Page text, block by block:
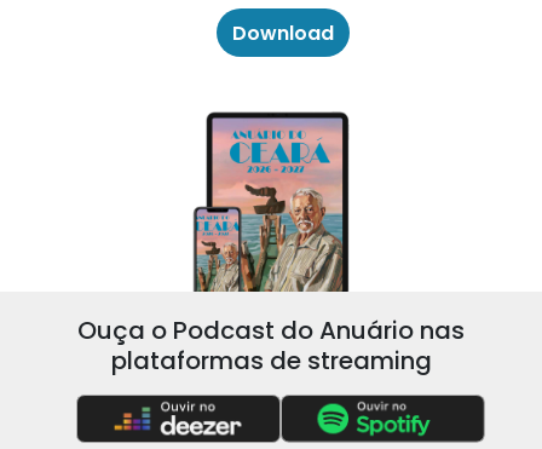
Download
Ouça o Podcast do Anuário nas
plataformas de streaming